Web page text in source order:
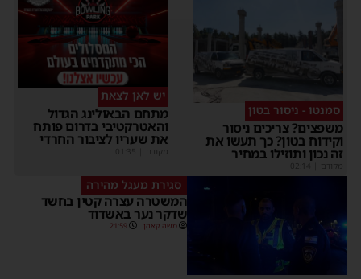
סמנטו - ניסור בטון
משפצים? צריכים ניסור
וקידוח בטון? כך תעשו את
זה נכון ותוזילו במחיר
מקודם
יש לאן לצאת
מתחם הבאולינג הגדול
והאטרקטיבי בדרום פותח
את שעריו לציבור החרדי
מקודם
סגירת מעגל מהירה
המשטרה עצרה קטין בחשד
שדקר נער באשדוד
משה קאהן 21:59